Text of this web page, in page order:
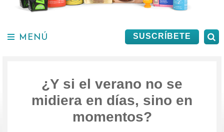
SUSCRÍBETE
MENÚ
¿Y si el verano no se
midiera en días, sino en
momentos?